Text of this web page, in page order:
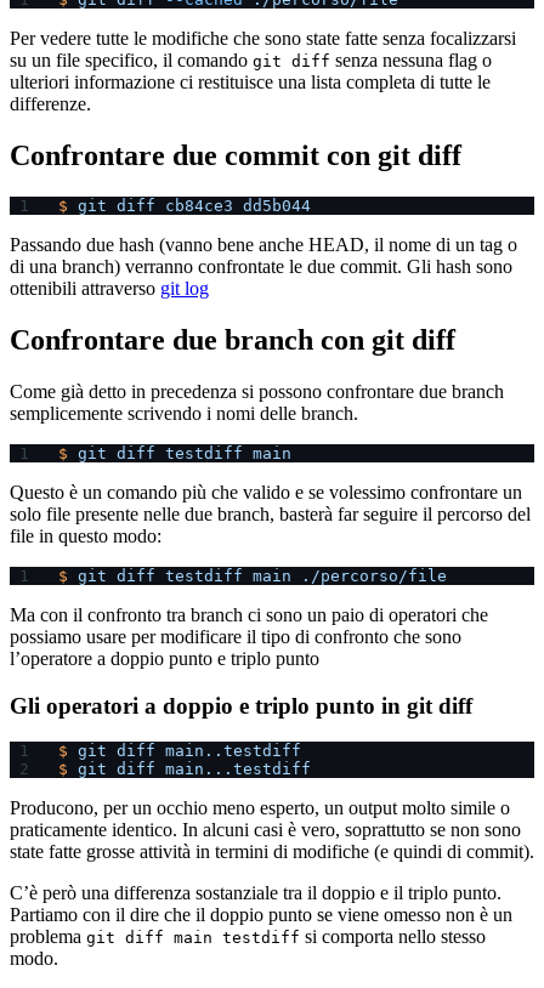
Per vedere tutte le modifiche che sono state fatte senza focalizzarsi
su un file specifico, il comando git diff senza nessuna flag o
ulteriori informazione ci restituisce una lista completa di tutte le
differenze.
Confrontare due commit con git diff
$ git diff cb84ce3 dd5b044
Passando due hash (vanno bene anche HEAD, il nome di un tag o
di una branch) verranno confrontate le due commit. Gli hash sono
ottenibili attraverso git log
Confrontare due branch con git diff
Come già detto in precedenza si possono confrontare due branch
semplicemente scrivendo i nomi delle branch.
$ git diff testdiff main
Questo è un comando più che valido e se volessimo confrontare un
solo file presente nelle due branch, basterà far seguire il percorso del
file in questo modo:
$ git diff testdiff main ./percorso/file
Ma con il confronto tra branch ci sono un paio di operatori che
possiamo usare per modificare il tipo di confronto che sono
l’operatore a doppio punto e triplo punto
Gli operatori a doppio e triplo punto in git diff
$ git diff main..testdiff
$ git diff main...testdiff
Producono, per un occhio meno esperto, un output molto simile o
praticamente identico. In alcuni casi è vero, soprattutto se non sono
state fatte grosse attività in termini di modifiche (e quindi di commit).
C’è però una differenza sostanziale tra il doppio e il triplo punto.
Partiamo con il dire che il doppio punto se viene omesso non è un
problema git diff main testdiff si comporta nello stesso
modo.